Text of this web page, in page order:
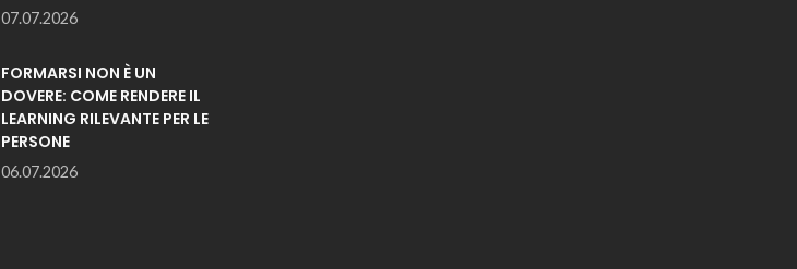
07.07.2026
FORMARSI NON È UN
DOVERE: COME RENDERE IL
LEARNING RILEVANTE PER LE
PERSONE
06.07.2026